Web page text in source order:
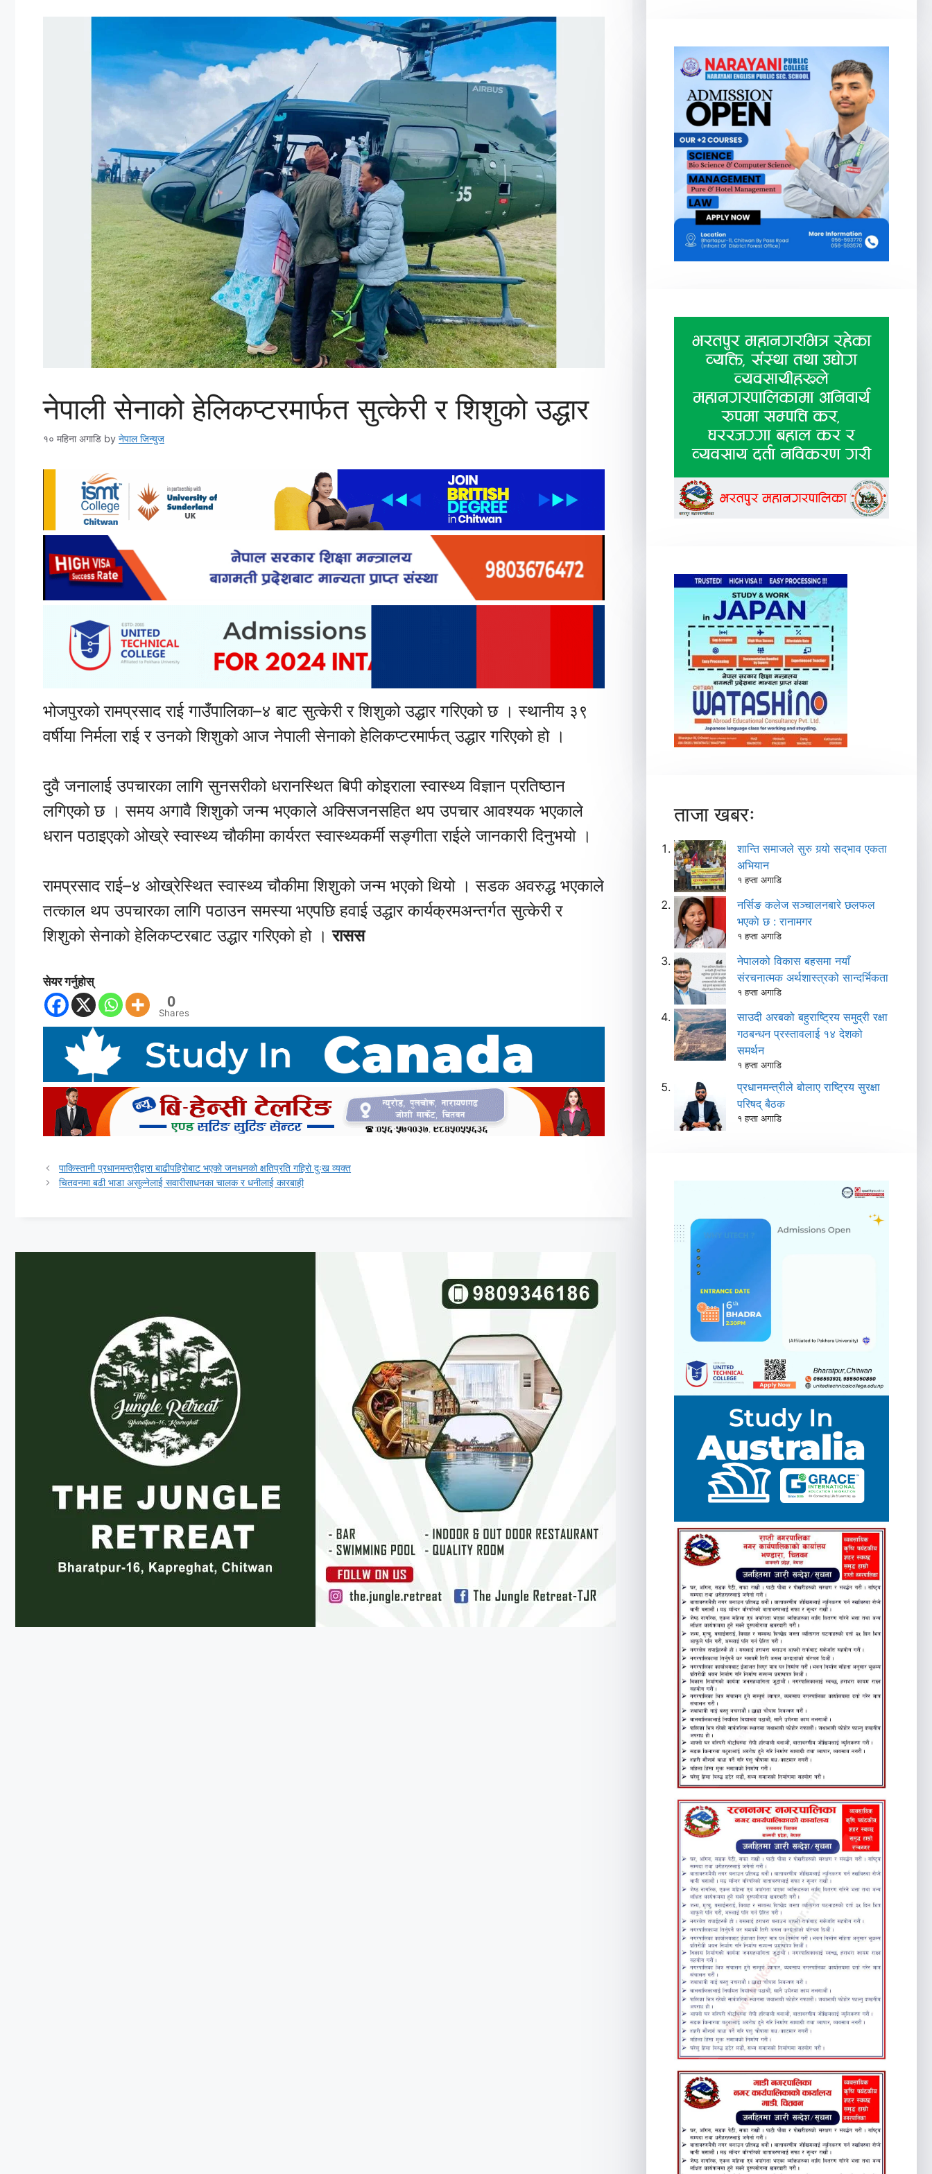
नेपाली सेनाको हेलिकप्टरमार्फत सुत्केरी र शिशुको उद्धार
१० महिना अगाडि by नेपाल जिन्युज
भोजपुरको रामप्रसाद राई गाउँपालिका–४ बाट सुत्केरी र शिशुको उद्धार गरिएको छ । स्थानीय ३९
वर्षीया निर्मला राई र उनको शिशुको आज नेपाली सेनाको हेलिकप्टरमार्फत् उद्धार गरिएको हो ।
दुवै जनालाई उपचारका लागि सुनसरीको धरानस्थित बिपी कोइराला स्वास्थ्य विज्ञान प्रतिष्ठान
लगिएको छ । समय अगावै शिशुको जन्म भएकाले अक्सिजनसहित थप उपचार आवश्यक भएकाले
धरान पठाइएको ओख्रे स्वास्थ्य चौकीमा कार्यरत स्वास्थ्यकर्मी सङ्गीता राईले जानकारी दिनुभयो ।
रामप्रसाद राई–४ ओख्रेस्थित स्वास्थ्य चौकीमा शिशुको जन्म भएको थियो । सडक अवरुद्ध भएकाले
तत्काल थप उपचारका लागि पठाउन समस्या भएपछि हवाई उद्धार कार्यक्रमअन्तर्गत सुत्केरी र
शिशुको सेनाको हेलिकप्टरबाट उद्धार गरिएको हो ।रासस
सेयर गर्नुहोस्
0
Shares
पाकिस्तानी प्रधानमन्त्रीद्वारा बाढीपहिरोबाट भएको जनधनको क्षतिप्रति गहिरो दुःख व्यक्त
चितवनमा बढी भाडा असुल्नेलाई सवारीसाधनका चालक र धनीलाई कारबाही
ताजा खबरः
शान्ति समाजले सुरु गर्‍यो सद्‌भाव एकता
अभियान
१ हप्ता अगाडि
नर्सिङ कलेज सञ्चालनबारे छलफल
भएकाे छ : रानामगर
१ हप्ता अगाडि
नेपालको विकास बहसमा नयाँ
संरचनात्मक अर्थशास्त्रको सान्दर्भिकता
१ हप्ता अगाडि
साउदी अरबको बहुराष्ट्रिय समुद्री रक्षा
गठबन्धन प्रस्तावलाई १४ देशको
समर्थन
१ हप्ता अगाडि
प्रधानमन्त्रीले बोलाए राष्ट्रिय सुरक्षा
परिषद् बैठक
१ हप्ता अगाडि